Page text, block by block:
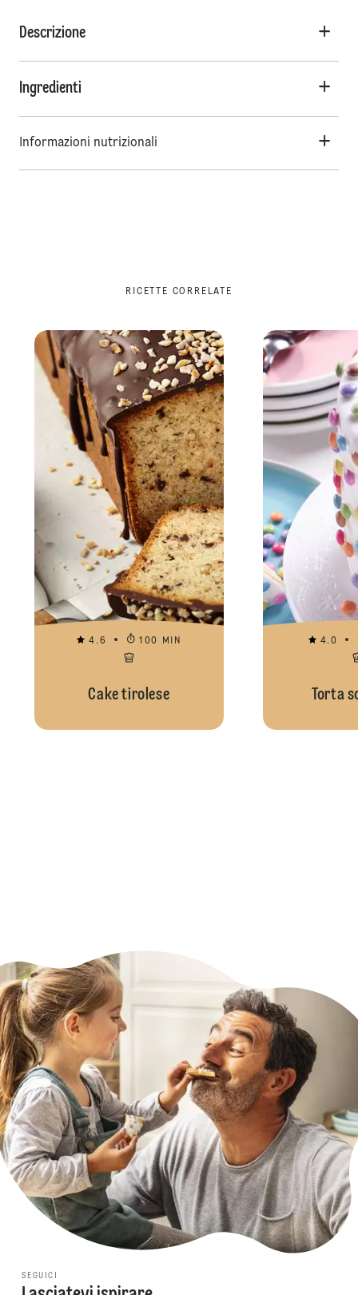
Descrizione
Ingredienti
Informazioni nutrizionali
RICETTE CORRELATE
4.6 100 MIN
Cake tirolese
4.0
Torta
SEGUICI